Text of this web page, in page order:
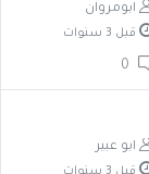
ابومروان
قبل 3 سنوات
ابو عبير